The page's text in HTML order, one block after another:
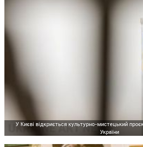
У Києві відкриється культурно-мистецький
України